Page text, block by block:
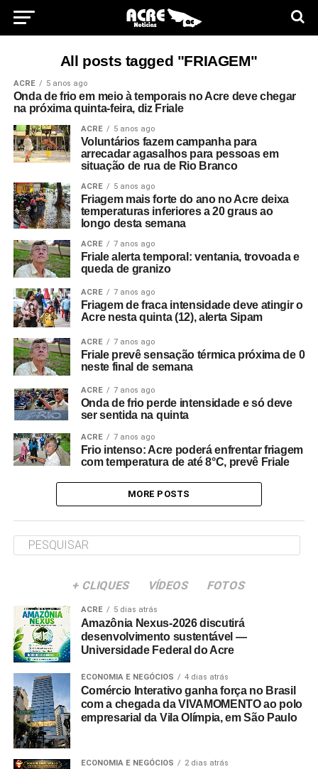
All posts tagged "FRIAGEM"
ACRE 5 anos ago
Onda de frio em meio à temporais no Acre deve chegar
na próxima quinta-feira, diz Friale
ACRE 5 anos ago
Voluntários fazem campanha para
arrecadar agasalhos para pessoas em
situação de rua de Rio Branco
ACRE 5 anos ago
Friagem mais forte do ano no Acre deixa
temperaturas inferiores a 20 graus ao
longo desta semana
ACRE 7 anos ago
Friale alerta temporal: ventania, trovoada e
queda de granizo
ACRE 7 anos ago
Friagem de fraca intensidade deve atingir o
Acre nesta quinta (12), alerta Sipam
ACRE 7 anos ago
Friale prevê sensação térmica próxima de 0
neste final de semana
ACRE 7 anos ago
Onda de frio perde intensidade e só deve
ser sentida na quinta
ACRE 7 anos ago
Frio intenso: Acre poderá enfrentar friagem
com temperatura de até 8°C, prevê Friale
MORE POSTS
+ CLIQUES VÍDEOS FOTOS
ACRE 5 dias atrás
Amazônia Nexus-2026 discutirá
desenvolvimento sustentável —
Universidade Federal do Acre
ECONOMIA E NEGÓCIOS 4 dias atrás
Comércio Interativo ganha força no Brasil
com a chegada da VIVAMOMENTO ao polo
empresarial da Vila Olímpia, em São Paulo
ECONOMIA E NEGÓCIOS 2 dias atrás